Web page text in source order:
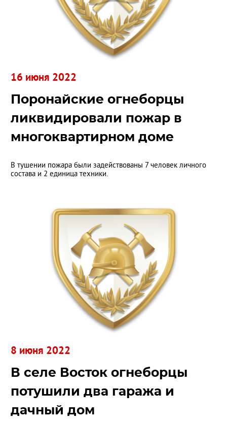
Поронайские огнеборцы
ликвидировали пожар в
многоквартирном доме
В тушении пожара были задействованы 7 человек личного
состава и 2 единица техники.
16 июня 2022
В селе Восток огнеборцы
потушили два гаража и
дачный дом
8 июня 2022